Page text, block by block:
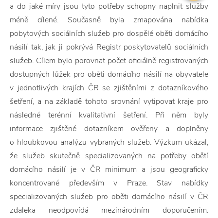
a do jaké míry jsou tyto potřeby schopny naplnit služby
méně cílené. Současně byla zmapována nabídka
pobytových sociálních služeb pro dospělé oběti domácího
násilí tak, jak ji pokrývá Registr poskytovatelů sociálních
služeb. Cílem bylo porovnat počet oficiálně registrovaných
dostupných lůžek pro oběti domácího násilí na obyvatele
v jednotlivých krajích ČR se zjištěními z dotazníkového
šetření, a na základě tohoto srovnání vytipovat kraje pro
následné terénní kvalitativní šetření. Při něm byly
informace zjištěné dotazníkem ověřeny a doplněny
o hloubkovou analýzu vybraných služeb. Výzkum ukázal,
že služeb skutečně specializovaných na potřeby obětí
domácího násilí je v ČR minimum a jsou geograficky
koncentrované především v Praze. Stav nabídky
specializovaných služeb pro oběti domácího násilí v ČR
zdaleka neodpovídá mezinárodním doporučením.